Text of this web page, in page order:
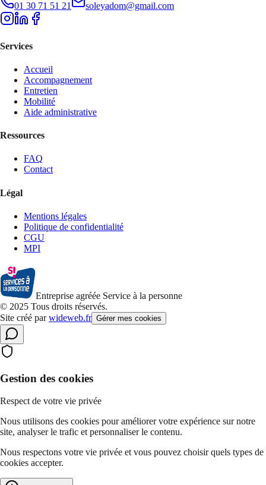
01 30 71 51 21 soleyadom@gmail.com
Services
Accueil
Accompagnement
Entretien
Mobilité
Aide administrative
Ressources
FAQ
Contact
Légal
Mentions légales
Politique de confidentialité
CGU
MPI
Entreprise agréée Service à la personne
© 2025 Tous droits réservés.
Site créé par wideweb.fr Gérer mes cookies
Gestion des cookies
Respect de votre vie privée
Nous utilisons des cookies pour améliorer votre expérience sur notre
site, analyser le trafic et personnaliser le contenu.
Nous respectons votre vie privée et vous pouvez choisir quels types de
cookies accepter.